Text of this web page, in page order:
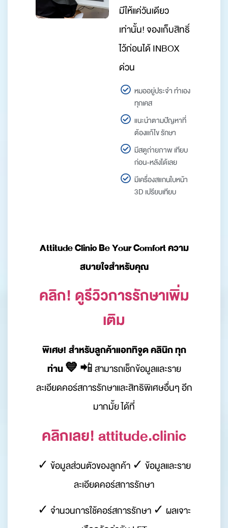
มีให้แค่วันเดียว
เท่านั้น! จองเก็บสิทธิ์
ไว้ก่อนได้ INBOX
ด่วน
หมออยู่ประจำ ทำเอง
ทุกเคส
แนะนำตามปัญหาที่
ต้องแก้ไข รักษา
มีสตูถ่ายภาพ เทียบ
ก่อน-หลังได้เลย
มีเครื่องสแกนใบหน้า
3D เปรียบเทียบ
Attitude Clinic Be Your Comfort ความ
สบายใจสำหรับคุณ
คลิก! ดูรีวิวการรักษาเพิ่ม
เติม
พิเศษ! สำหรับลูกค้าแอททิจูด คลินิก ทุก
ท่าน 💙 📲 สามารถเช็กข้อมูลและราย
ละเอียดคอร์สการรักษาและสิทธิพิเศษอื่นๆ อีก
มากมั้ย ได้ที่
คลิกเลย! attitude.clinic
✓ ข้อมูลส่วนตัวของลูกค้า ✓ ข้อมูลและราย
ละเอียดคอร์สการรักษา
✓ จำนวนการใช้คอร์สการรักษา ✓ ผลเจาะ